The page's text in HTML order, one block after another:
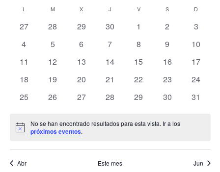
de
fecha.
Calendario
de
Eventos
L M X J V S D
0
27
0
28
0
29
0
30
0
1
0
2
0
3
0
4
0
5
0
6
0
7
0
8
0
9
0
10
0
11
0
12
0
13
0
14
0
15
0
16
0
17
0
18
0
19
0
20
0
21
0
22
0
23
0
24
0
25
0
26
0
27
0
28
0
29
0
30
0
31
Aviso
No se han encontrado resultados para esta vista. Ir a los
próximos eventos.
Abr Este mes Jun